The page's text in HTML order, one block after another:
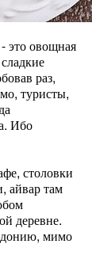
это овощная
раз,
туристы,
Ибо
столовки
айвар там
деревне.
мимо